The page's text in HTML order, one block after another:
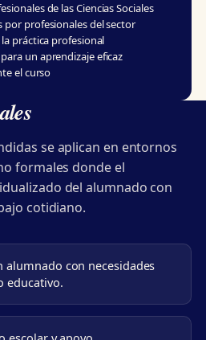
de las Ciencias Sociales
profesionales del sector
práctica profesional
un aprendizaje eficaz
el curso
se aplican en entornos
formales donde el
del alumnado con
cotidiano.
alumnado con necesidades
educativo.